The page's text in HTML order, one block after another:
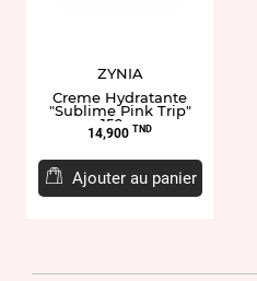
ZYNIA
Creme Hydratante
"Sublime Pink Trip"
150gr
Prix
14,900 TND
Ajouter au panier